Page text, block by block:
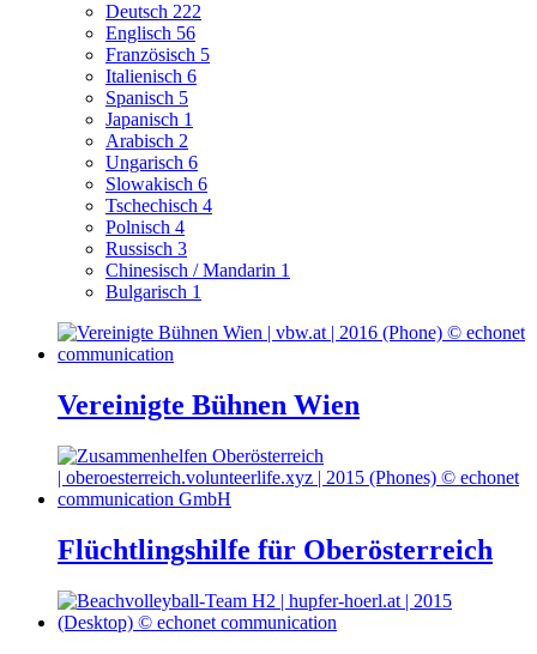
Deutsch 222
Englisch 56
Französisch 5
Italienisch 6
Spanisch 5
Japanisch 1
Arabisch 2
Ungarisch 6
Slowakisch 6
Tschechisch 4
Polnisch 4
Russisch 3
Chinesisch / Mandarin 1
Bulgarisch 1
Vereinigte Bühnen Wien
Flüchtlingshilfe für Oberösterreich